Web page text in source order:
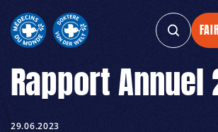
FAIRE UN DON
Rapport Annuel
29.06.2023